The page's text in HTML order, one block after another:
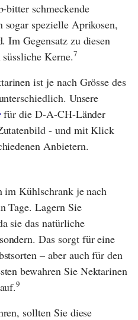
bitter schmeckende
sogar spezielle Aprikosen,
Im Gegensatz zu diesen
Kerne.7
ist je nach Grösse des
Unsere
für die D-A-CH-Länder
- und mit Klick
Anbietern.
im Kühlschrank je nach
Tage. Lagern Sie
sie das natürliche
Das sorgt für eine
– aber auch für den
bewahren Sie Nektarinen
9
sollten Sie diese